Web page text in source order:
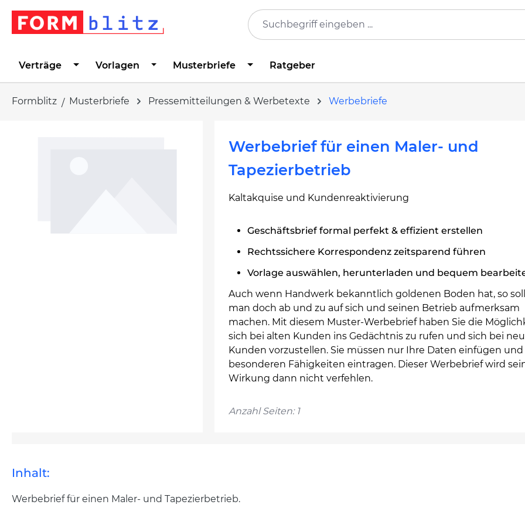
Zur Hauptnavigation springen
Verträge Vorlagen Musterbriefe Ratgeber
Formblitz Musterbriefe Pressemitteilungen & Werbetexte Werbebriefe
Werbebrief für einen Maler- und
Tapezierbetrieb
Kaltakquise und Kundenreaktivierung
Geschäftsbrief formal perfekt & effizient erstellen
Rechtssichere Korrespondenz zeitsparend führen
Vorlage auswählen, herunterladen und bequem
Auch wenn Handwerk bekanntlich goldenen Boden hat, so
man doch ab und zu auf sich und seinen Betrieb aufmerksam
machen. Mit diesem Muster-Werbebrief haben Sie die
sich bei alten Kunden ins Gedächtnis zu rufen und sich bei
Kunden vorzustellen. Sie müssen nur Ihre Daten einfügen und
besonderen Fähigkeiten eintragen. Dieser Werbebrief wird
Wirkung dann nicht verfehlen.
Anzahl Seiten: 1
Inhalt:
Werbebrief für einen Maler- und Tapezierbetrieb.